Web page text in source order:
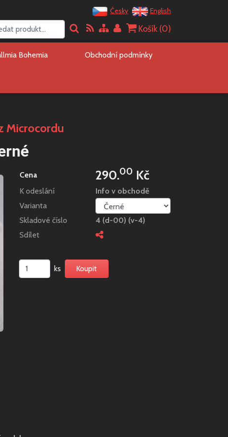
Česky English
Košík (0)
Bohemia Obchodní podmínky
Microcordu
Cena 290.00 Kč
K odeslání
Info v obchodě
Varianta
Skladové číslo
4 (d-00) (v-4)
Sdílet
ks